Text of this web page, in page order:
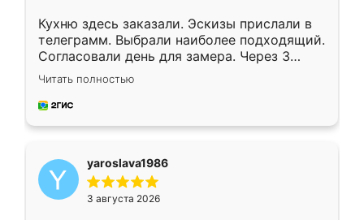
Кухню здесь заказали. Эскизы прислали в
телеграмм. Выбрали наиболее подходящий.
Согласовали день для замера. Через 3
недели кухня была уже готова. Остались
довольны работой. Спасибо Ренессанс
мебель за качественную работу!
Читать полностью
yaroslava1986
3 августа 2026